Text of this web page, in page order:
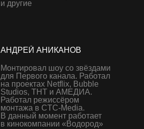
и другие
АНДРЕЙ АНИКАНОВ
Монтировал шоу со звёздами
для Первого канала. Работал
на проектах Netflix, Bubble
Studios, ТНТ и АМЕДИА.
Работал режиссёром
монтажа в CTC-Media.
В данный момент работает
в кинокомпании «Водород»